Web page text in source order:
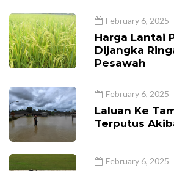
February 6, 2025
Harga Lantai
Dijangka
Pesawah
February 6, 2025
Laluan Ke
Terputus
February 6, 2025